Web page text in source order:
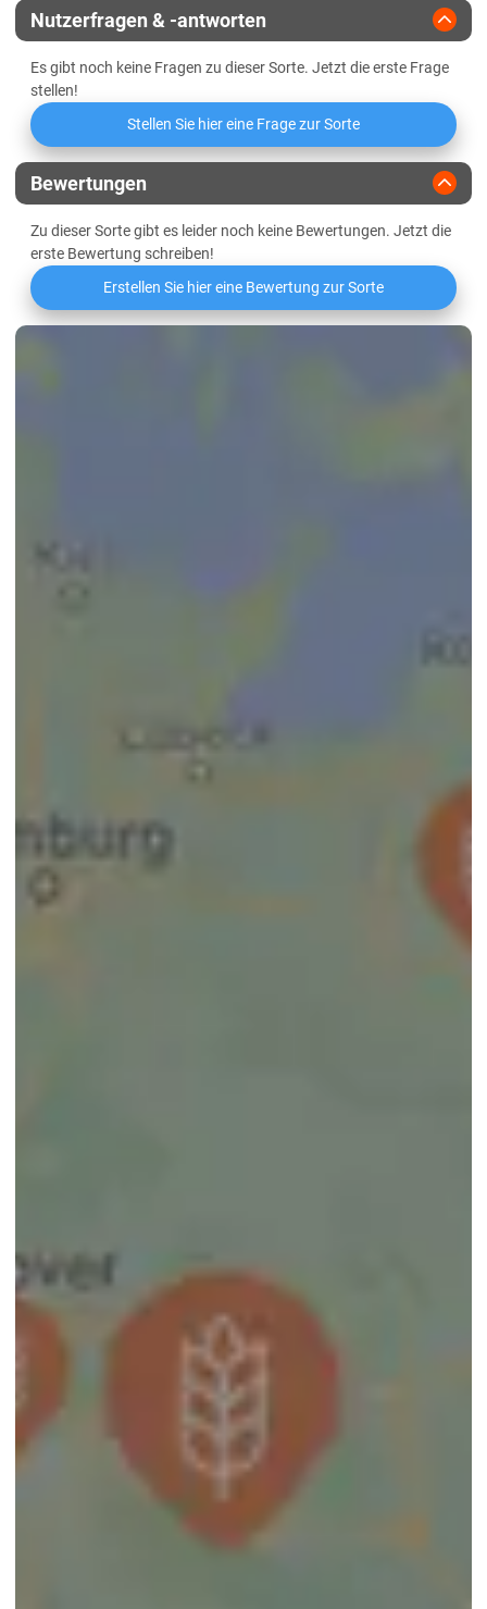
Lehmböden Östliches Hügelland
Marschböden
Sandböden Geest
Thüringen
Lössböden Mitte/Ost
Verwitterungsstandorte Südost
Freier Amino-Stickstoff (FAN)
Friabilimeterwert
Viskosität
Beta-Glucan-Gehalt
Nutzerfragen & -antworten
Es gibt noch keine Fragen zu dieser Sorte. Jetzt die erste Frage
stellen!
Stellen Sie hier eine Frage zur Sorte
Bewertungen
Zu dieser Sorte gibt es leider noch keine Bewertungen. Jetzt die
erste Bewertung schreiben!
Erstellen Sie hier eine Bewertung zur Sorte